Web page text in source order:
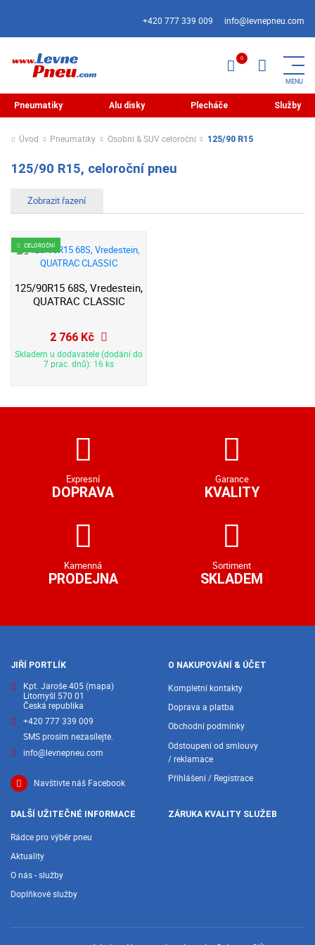
+420 777 339 009 info@levnepneu.com
Pneumatiky Alu disky Plecháče Služby
Úvod Pneumatiky Osobní & SUV celoroční 125/90 R15
125/90 R15, celoroční pneu
CELOROČNÍ
125/90R15 68S, Vredestein,
QUATRAC CLASSIC
2 766 Kč
Skladem u dodavatele (dodání do
7 prac. dnů): 16 ks
Expresní
DOPRAVA
Garance
KVALITY
Kamenná
PRODEJNA
Sortiment
SKLADEM
JIŘÍ PORTLÍK
Kpt. Jaroše 405(mapa)
Litomyšl 570 01
Česká republika
+420 777 339 009
SMS prosím nezasílejte.
info@levnepneu.com
Navštivte náš Facebook
O NAKUPOVÁNÍ & ÚČET
Kompletní kontakty
Doprava a platba
Obchodní podmínky
Odstoupení od smlouvy
/ reklamace
Přihlášení / Registrace
DALŠÍ UŽITEČNÉ INFORMACE
Rádce pro výběr pneu
Aktuality
O nás - služby
Doplňkové služby
ZÁRUKA KVALITY SLUŽEB